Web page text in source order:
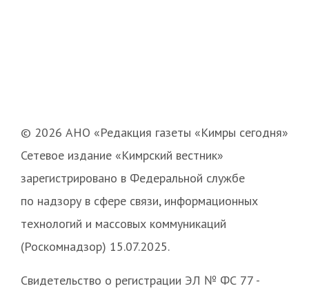
© 2026 АНО «Редакция газеты «Кимры сегодня»
Сетевое издание «Кимрский вестник»
зарегистрировано в Федеральной службе
по надзору в сфере связи, информационных
технологий и массовых коммуникаций
(Роскомнадзор) 15.07.2025.
Свидетельство о регистрации ЭЛ № ФС 77 -